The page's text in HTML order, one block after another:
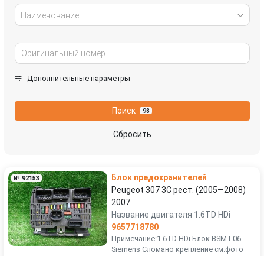
Наименование
Дополнительные параметры
Поиск 98
Сбросить
№ 92153
Блок предохранителей
Peugeot 307 3C рест. (2005—2008)
2007
Название двигателя 1.6TD HDi
9657718780
Примечание:1.6TD HDi Блок BSM L06
Siemens Сломано крепление см.фото